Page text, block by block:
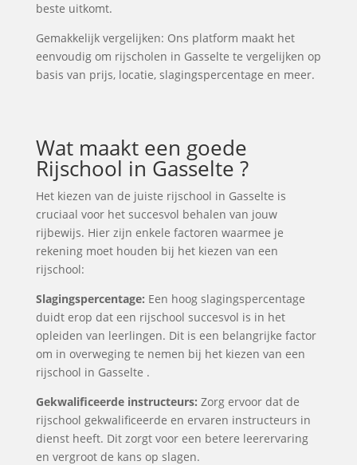
beste uitkomt.
Gemakkelijk vergelijken: Ons platform maakt het
eenvoudig om rijscholen in Gasselte te vergelijken op
basis van prijs, locatie, slagingspercentage en meer.
Wat maakt een goede
Rijschool in Gasselte ?
Het kiezen van de juiste rijschool in Gasselte is
cruciaal voor het succesvol behalen van jouw
rijbewijs. Hier zijn enkele factoren waarmee je
rekening moet houden bij het kiezen van een
rijschool:
Slagingspercentage: Een hoog slagingspercentage
duidt erop dat een rijschool succesvol is in het
opleiden van leerlingen. Dit is een belangrijke factor
om in overweging te nemen bij het kiezen van een
rijschool in Gasselte .
Gekwalificeerde instructeurs: Zorg ervoor dat de
rijschool gekwalificeerde en ervaren instructeurs in
dienst heeft. Dit zorgt voor een betere leerervaring
en vergroot de kans op slagen.